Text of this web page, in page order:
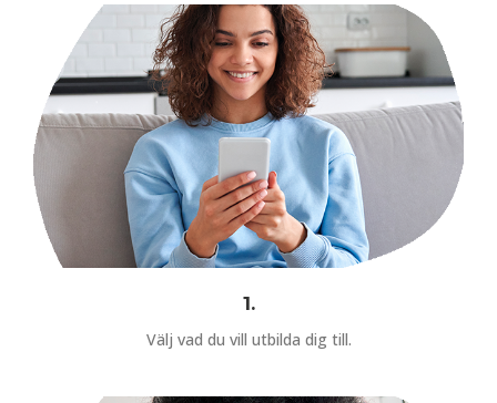
1.
Välj vad du vill utbilda dig till.